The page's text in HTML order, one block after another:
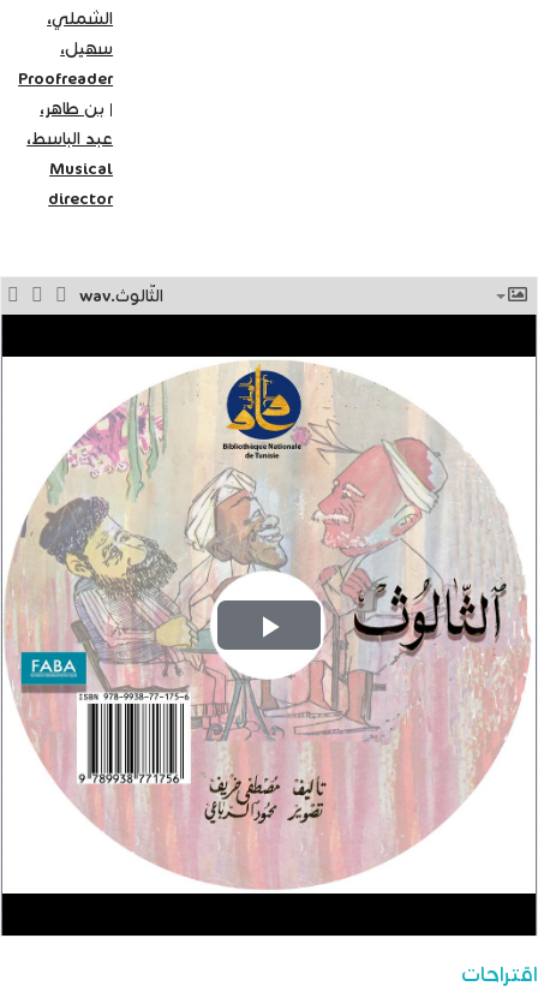
الشملي،
سهيل،
Proofreader
| بن طاهر،
عبد الباسط،
Musical
director
الثّالوث.wav
Play
Video
اقتراحات